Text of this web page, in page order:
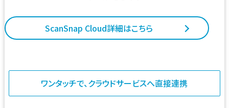
ScanSnap Cloud詳細はこちら
ワンタッチで、クラウドサービスへ直接連携